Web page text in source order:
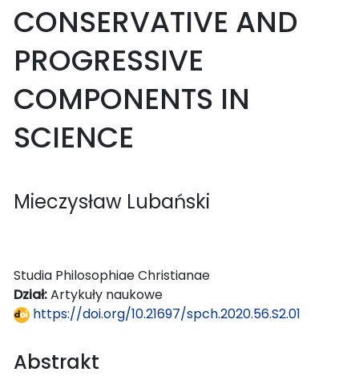
CONSERVATIVE AND
PROGRESSIVE
COMPONENTS IN
SCIENCE
Mieczysław Lubański
Studia Philosophiae Christianae
Dział:Artykuły naukowe
https://doi.org/10.21697/spch.2020.56.S2.01
Abstrakt